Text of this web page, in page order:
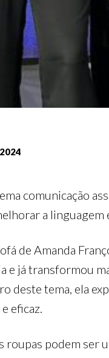
comunicação
a linguagem
de Amanda
e já transformou
deste tema, ela
eficaz.
podem ser